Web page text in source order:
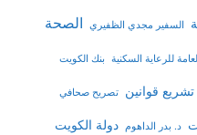
السفير مجدي الظفيري الصحة
للرعاية السكنية بنك الكويت
تشريع قوانين تصريح صحافي
د. بدر الداهوم دولة الكويت